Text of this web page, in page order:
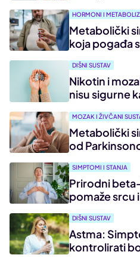
HORMONI I
Metabolički
koja pogađa
DIŠNI SUSTAV
Nikotin i
nisu sigurne
MOZAK I ŽIVČANI
Metabolički
od
SIMPTOMI I STANJA
Prirodni
pomaže srcu
DIŠNI SUSTAV
Astma:
kontrolirati